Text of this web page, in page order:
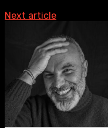
Next article